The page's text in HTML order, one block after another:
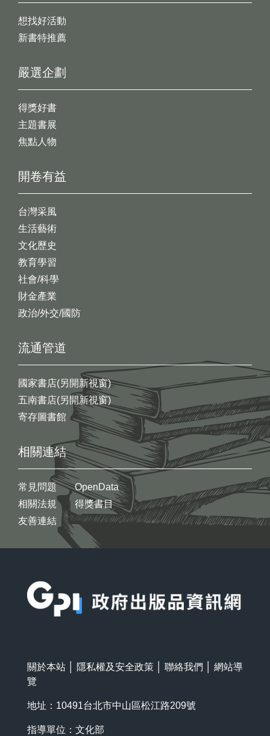
想找好活動
新書特推薦
開卷有益
台灣采風
生活藝術
文化歷史
教育學習
社會/科學
財金產業
政治/外交/國防
嚴選企劃
得獎好書
主題書展
焦點人物
流通管道
國家書店(另開新視窗)
五南書店(另開新視窗)
寄存圖書館
相關連結
常見問題
相關法規
友善連結
OpenData
得獎書目
關於本站 隱私權及安全政策 聯絡我們
網站導
覽
地址：10491台北市中山區松江路209號
指導單位：文化部